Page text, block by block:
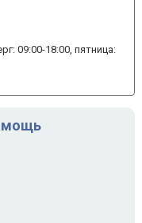
09:00-18:00, пятница: